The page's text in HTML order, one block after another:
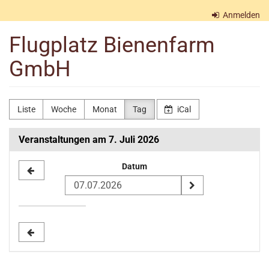
Haupt-
Inhalt
springen
Anmelden
Flugplatz Bienenfarm
GmbH
Liste Woche Monat Tag iCal
Veranstaltungen am 7. Juli 2026
zur
Anzeige
Datum